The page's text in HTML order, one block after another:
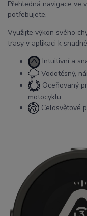
Přehledná navigace ve
potřebujete.
Využijte výkon svého
trasy v aplikaci k
Intuitivní a
Vodotěsný,
Oceňovaný
motocyklu
Celosvětové